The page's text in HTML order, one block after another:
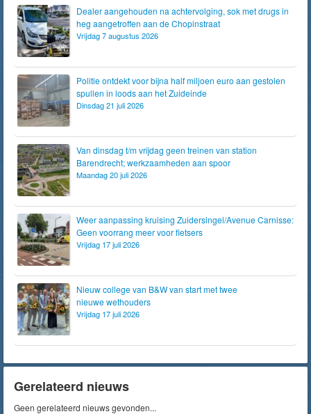
Dealer aangehouden na achtervolging, sok met drugs in
heg aangetroffen aan de Chopinstraat
Vrijdag 7 augustus 2026
Politie ontdekt voor bijna half miljoen euro aan gestolen
spullen in loods aan het Zuideinde
Dinsdag 21 juli 2026
Van dinsdag t/m vrijdag geen treinen van station
Barendrecht; werkzaamheden aan spoor
Maandag 20 juli 2026
Weer aanpassing kruising Zuidersingel/Avenue Carnisse:
Geen voorrang meer voor fietsers
Vrijdag 17 juli 2026
Nieuw college van B&W van start met twee
nieuwe wethouders
Vrijdag 17 juli 2026
Gerelateerd nieuws
Geen gerelateerd nieuws gevonden...